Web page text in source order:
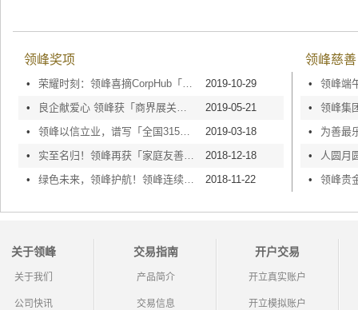
领峰奖项
•
2019-10-29
•
2019-05-21
•
2019-03-18
•
2018-12-18
•
2018-11-22
领峰慈善
•
•
•
•
•
关于领峰
关于我们
公司快讯
交易指南
产品简介
交易信息
开户交易
开立真实账户
开立模拟账户